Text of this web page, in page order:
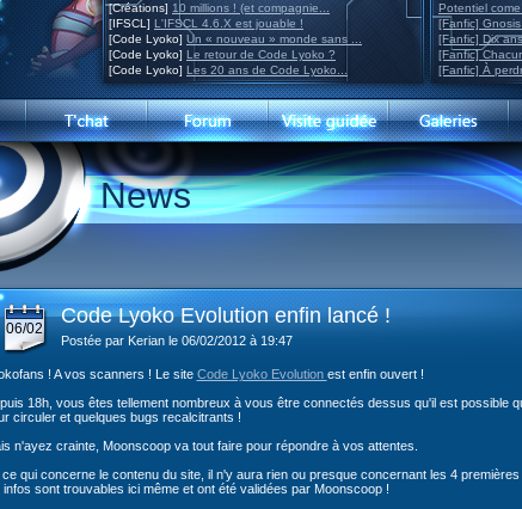
[Créations] 10 millions ! (et compagnie...
[IFSCL] L'IFSCL 4.6.X est jouable !
[Code Lyoko] Un « nouveau » monde sans ...
[Code Lyoko] Le retour de Code Lyoko ?
[Code Lyoko] Les 20 ans de Code Lyoko...
Potentiel
[Fanfic]
[Fanfic] Dix
[Fanfic]
[Fanfic] À
News
06/02
Code Lyoko Evolution enfin lancé !
Postée par Kerian le 06/02/2012 à 19:47
! A vos scanners ! Le site Code Lyoko Evolution est enfin ouvert !
18h, vous êtes tellement nombreux à vous être connectés dessus qu'il est possible
circuler et quelques bugs recalcitrants !
n'ayez crainte, Moonscoop va tout faire pour répondre à vos attentes.
ce qui concerne le contenu du site, il n'y aura rien ou presque concernant les 4
infos sont trouvables ici même et ont été validées par Moonscoop !